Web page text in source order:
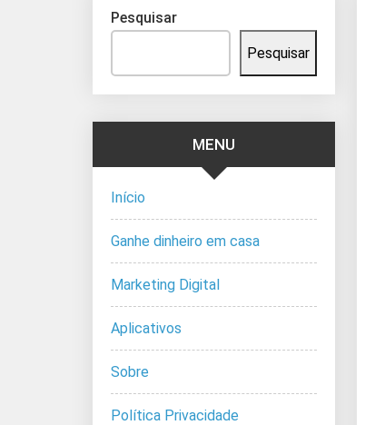
Pesquisar
Pesquisar
MENU
Início
Ganhe dinheiro em casa
Marketing Digital
Aplicativos
Sobre
Política Privacidade